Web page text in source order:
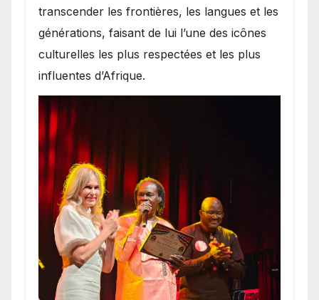
transcender les frontières, les langues et les
générations, faisant de lui l’une des icônes
culturelles les plus respectées et les plus
influentes d’Afrique.